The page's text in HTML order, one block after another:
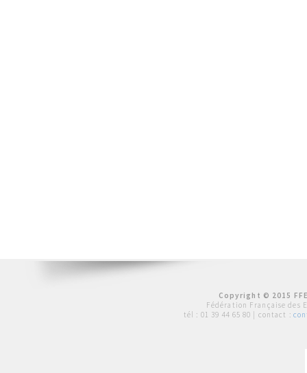
Copyright © 2015
Fédération Française des
tél : 01 39 44 65 80 | contact :